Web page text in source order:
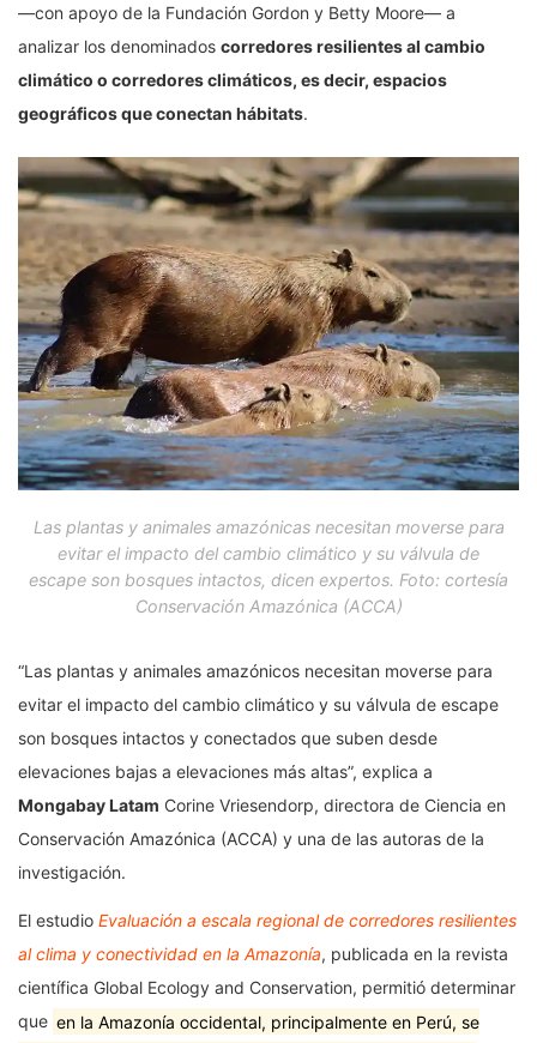
—con apoyo de la Fundación Gordon y Betty Moore— a
analizar los denominados corredores resilientes al cambio
climático o corredores climáticos, es decir, espacios
geográficos que conectan hábitats.
Las plantas y animales amazónicas necesitan moverse para
evitar el impacto del cambio climático y su válvula de
escape son bosques intactos, dicen expertos. Foto: cortesía
Conservación Amazónica (ACCA)
“Las plantas y animales amazónicos necesitan moverse para
evitar el impacto del cambio climático y su válvula de escape
son bosques intactos y conectados que suben desde
elevaciones bajas a elevaciones más altas”, explica a
Mongabay Latam Corine Vriesendorp, directora de Ciencia en
Conservación Amazónica (ACCA) y una de las autoras de la
investigación.
El estudio Evaluación a escala regional de corredores resilientes
al clima y conectividad en la Amazonía, publicada en la revista
científica Global Ecology and Conservation, permitió determinar
que en la Amazonía occidental, principalmente en Perú, se